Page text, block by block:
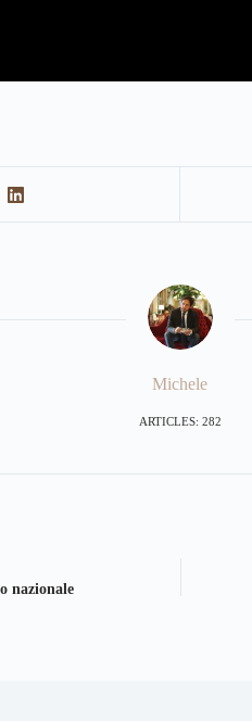
Michele
ARTICLES: 282
nazionale